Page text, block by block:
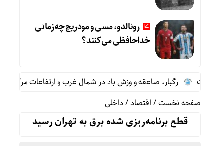
رونالدو، مسی و مودریچ چه زمانی
خداحافظی می‌کنند؟
رگبار، صاعقه و وزش باد در شمال غرب و ارتفاعات مرکزی ایران
صفحه نخست/اقتصاد/داخلی
قطع برنامه‌ریزی شده برق به تهران رسید